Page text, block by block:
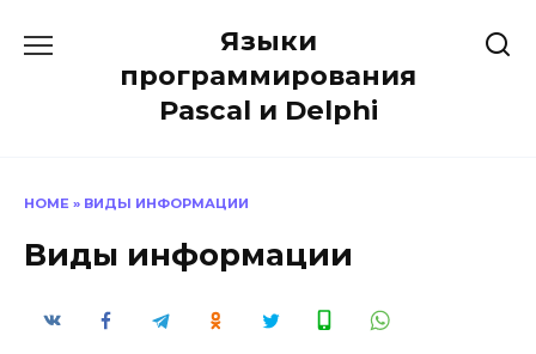
содержанию
Языки
программирования
Pascal и Delphi
HOME » ВИДЫ ИНФОРМАЦИИ
Виды информации